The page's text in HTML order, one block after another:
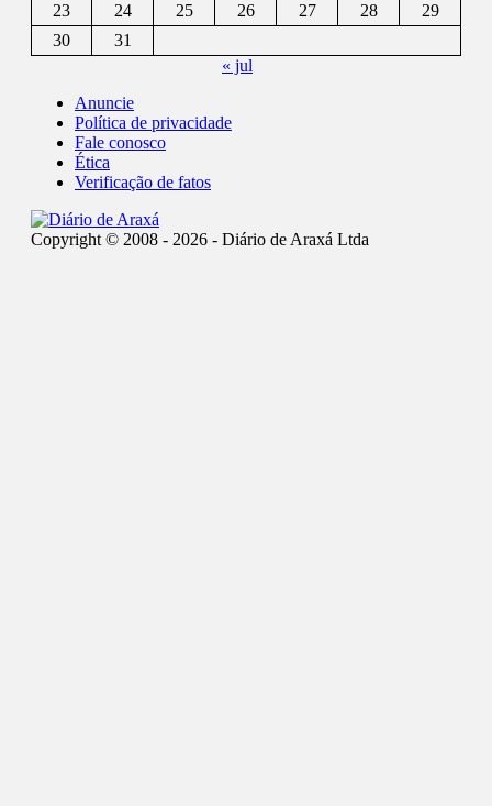
23
24 25 26 27 28
29
30
31
« jul
Anuncie
Política de privacidade
Fale conosco
Ética
Verificação de fatos
Copyright © 2008 - 2026 - Diário de Araxá Ltda